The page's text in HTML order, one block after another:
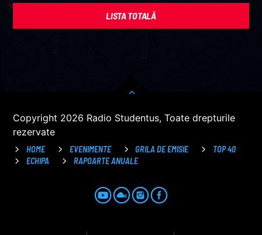
LISTA TOTALĂ
Copyright 2026 Radio Studentus, Toate drepturile
rezervate
HOME EVENIMENTE GRILA DE EMISIE
TOP 40
ECHIPA
RAPOARTE ANUALE